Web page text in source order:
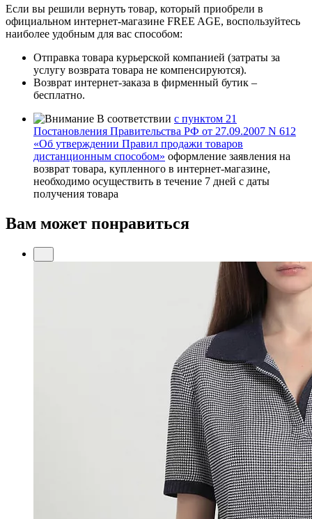
Если вы решили вернуть товар, который приобрели в
официальном интернет-магазине FREE AGE, воспользуйтесь
наиболее удобным для вас способом:
Отправка товара курьерской компанией (затраты за
услугу возврата товара не компенсируются).
Возврат интернет-заказа в фирменный бутик –
бесплатно.
В соответствии с пунктом 21
Постановления Правительства РФ от 27.09.2007 N 612
«Об утверждении Правил продажи товаров
дистанционным способом» оформление заявления на
возврат товара, купленного в интернет-магазине,
необходимо осуществить в течение 7 дней с даты
получения товара
Вам может понравиться